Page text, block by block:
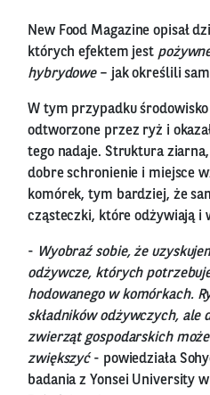
New Food Magazine opisał
których efektem jest
hybrydowe – jak określili
W tym przypadku
odtworzone przez ryż i
tego nadaje. Struktura
dobre schronienie i miejsce
komórek, tym bardziej, że
cząsteczki, które odżywiają i
- Wyobraź sobie, że
odżywcze, których
hodowanego w komórkach.
składników odżywczych, ale
zwierząt gospodarskich
zwiększyć- powiedziała
badania z Yonsei University